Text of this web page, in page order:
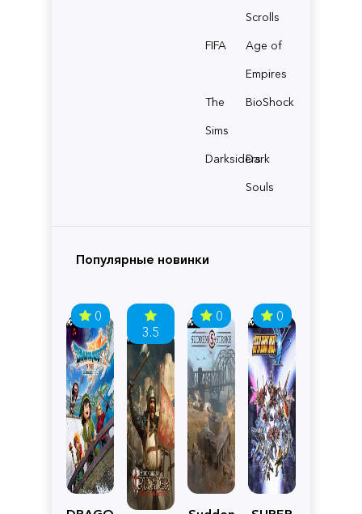
Scrolls
FIFA
Age of
Empires
The
Sims
BioShock
Darksiders
Dark
Souls
Популярные новинки
0
3.5
0 0